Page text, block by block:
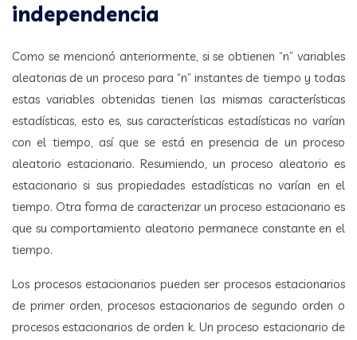
independencia
Como se mencionó anteriormente, si se obtienen “n” variables
aleatorias de un proceso para “n” instantes de tiempo y todas
estas variables obtenidas tienen las mismas características
estadísticas, esto es, sus características estadísticas no varían
con el tiempo, así que se está en presencia de un proceso
aleatorio estacionario. Resumiendo, un proceso aleatorio es
estacionario si sus propiedades estadísticas no varían en el
tiempo. Otra forma de caracterizar un proceso estacionario es
que su comportamiento aleatorio permanece constante en el
tiempo.
Los procesos estacionarios pueden ser procesos estacionarios
de primer orden, procesos estacionarios de segundo orden o
procesos estacionarios de orden k. Un proceso estacionario de